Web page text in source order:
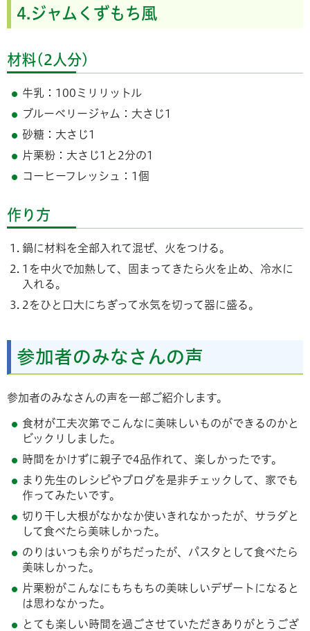
4.ジャムくずもち風
材料(2人分)
牛乳：100ミリリットル
ブルーベリージャム：大さじ1
砂糖：大さじ1
片栗粉：大さじ1と2分の1
コーヒーフレッシュ：1個
作り方
鍋に材料を全部入れて混ぜ、火をつける。
1を中火で加熱して、固まってきたら火を止め、冷水に
入れる。
2をひと口大にちぎって水気を切って器に盛る。
参加者のみなさんの声
参加者のみなさんの声を一部ご紹介します。
食材が工夫次第でこんなに美味しいものができるのかと
ビックリしました。
時間をかけずに親子で4品作れて、楽しかったです。
まり先生のレシピやブログを是非チェックして、家でも
作ってみたいです。
切り干し大根がなかなか使いきれなかったが、サラダと
して食べたら美味しかった。
のりはいつも余りがちだったが、パスタとして食べたら
美味しかった。
片栗粉がこんなにもちもちの美味しいデザートになると
は思わなかった。
とても楽しい時間を過ごさせていただきありがとうござ